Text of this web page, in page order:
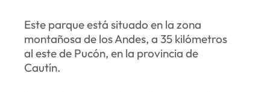
Este parque está situado en la zona
montañosa de los Andes, a 35 kilómetros
al este de Pucón, en la provincia de
Cautín.